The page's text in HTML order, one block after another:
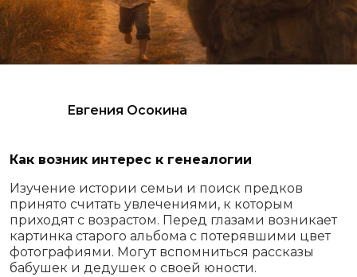
Евгения Осокина
Как возник интерес к генеалогии
Изучение истории семьи и поиск предков
принято считать увлечениями, к которым
приходят с возрастом. Перед глазами возникает
картинка старого альбома с потерявшими цвет
фотографиями. Могут вспомниться рассказы
бабушек и дедушек о своей юности.